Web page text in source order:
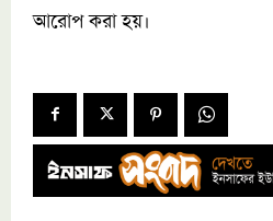
আরোপ করা হয়।